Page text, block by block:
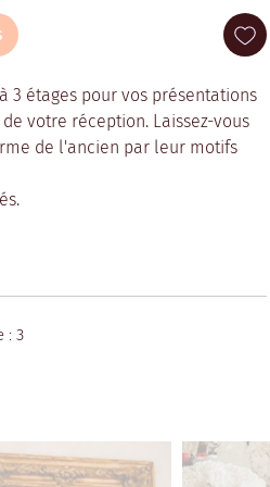
3 étages pour vos présentations
votre réception. Laissez-vous
de l'ancien par leur motifs
: 3